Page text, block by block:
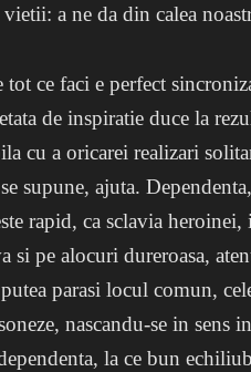
a ne da din calea
tot ce faci e perfect
de inspiratie duce la
cu a oricarei realizari
supune, ajuta.
rapid, ca sclavia
si pe alocuri dureroasa,
parasi locul comun,
nascandu-se in
la ce bun